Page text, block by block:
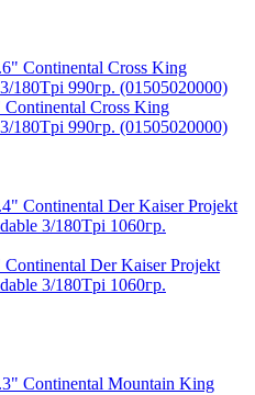
Cross King
180Tpi 990гр. (01505020000)
Der Kaiser Projekt
3/180Tpi 1060гр.